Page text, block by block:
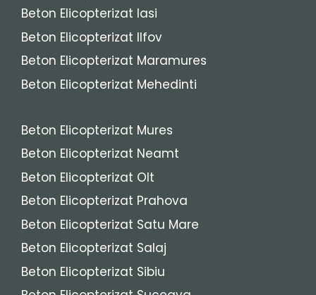
Beton Elicopterizat Iasi
Beton Elicopterizat Ilfov
Beton Elicopterizat Maramures
Beton Elicopterizat Mehedinti
Beton Elicopterizat Mures
Beton Elicopterizat Neamt
Beton Elicopterizat Olt
Beton Elicopterizat Prahova
Beton Elicopterizat Satu Mare
Beton Elicopterizat Salaj
Beton Elicopterizat Sibiu